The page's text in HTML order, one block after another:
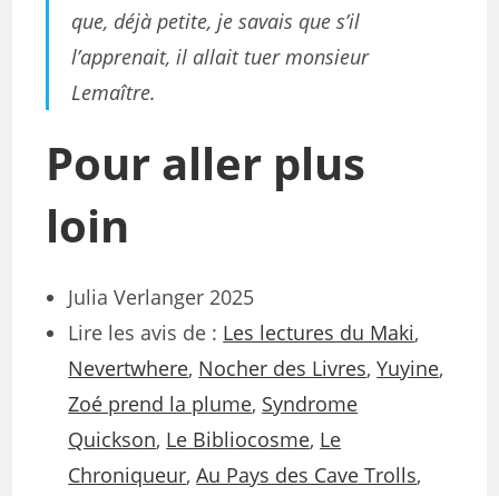
que, déjà petite, je savais que s’il
l’apprenait, il allait tuer monsieur
Lemaître.
Pour aller plus
loin
Julia Verlanger 2025
Lire les avis de : Les lectures du Maki,
Nevertwhere, Nocher des Livres,Yuyine,
Zoé prend la plume, Syndrome
Quickson, Le Bibliocosme, Le
Chroniqueur,Au Pays des Cave Trolls,